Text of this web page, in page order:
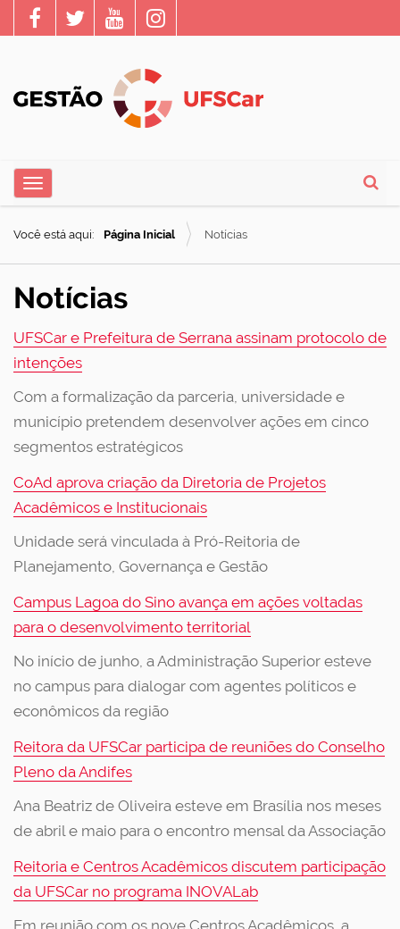
Busca
Toggle navigation
Você está aqui: Página Inicial Notícias
Notícias
UFSCar e Prefeitura de Serrana assinam protocolo de
intenções
Com a formalização da parceria, universidade e
município pretendem desenvolver ações em cinco
segmentos estratégicos
CoAd aprova criação da Diretoria de Projetos
Acadêmicos e Institucionais
Unidade será vinculada à Pró-Reitoria de
Planejamento, Governança e Gestão
Campus Lagoa do Sino avança em ações voltadas
para o desenvolvimento territorial
No início de junho, a Administração Superior esteve
no campus para dialogar com agentes políticos e
econômicos da região
Reitora da UFSCar participa de reuniões do Conselho
Pleno da Andifes
Ana Beatriz de Oliveira esteve em Brasília nos meses
de abril e maio para o encontro mensal da Associação
Reitoria e Centros Acadêmicos discutem participação
da UFSCar no programa INOVALab
Em reunião com os nove Centros Acadêmicos, a